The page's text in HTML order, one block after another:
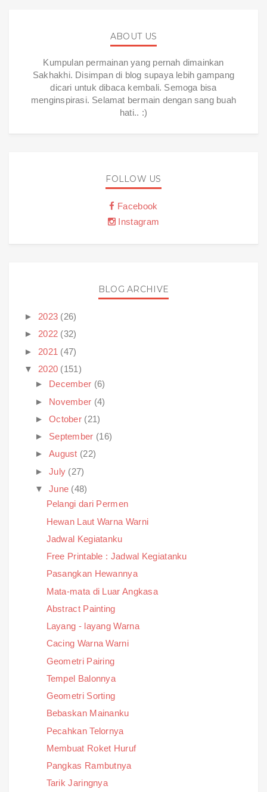
ABOUT US
Kumpulan permainan yang pernah dimainkan
Sakhakhi. Disimpan di blog supaya lebih gampang
dicari untuk dibaca kembali. Semoga bisa
menginspirasi. Selamat bermain dengan sang buah
hati.. :)
FOLLOW US
Facebook
Instagram
BLOG ARCHIVE
► 2023 (26)
► 2022 (32)
► 2021 (47)
▼ 2020 (151)
► December (6)
► November (4)
► October (21)
► September (16)
► August (22)
► July (27)
▼ June (48)
Pelangi dari Permen
Hewan Laut Warna Warni
Jadwal Kegiatanku
Free Printable : Jadwal Kegiatanku
Pasangkan Hewannya
Mata-mata di Luar Angkasa
Abstract Painting
Layang - layang Warna
Cacing Warna Warni
Geometri Pairing
Tempel Balonnya
Geometri Sorting
Bebaskan Mainanku
Pecahkan Telornya
Membuat Roket Huruf
Pangkas Rambutnya
Tarik Jaringnya